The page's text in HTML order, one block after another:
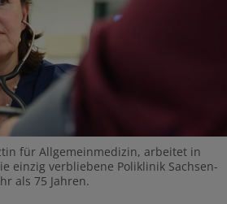
für Allgemeinmedizin, arbeitet in
einzig verbliebene Poliklinik Sachsen-
als 75 Jahren.